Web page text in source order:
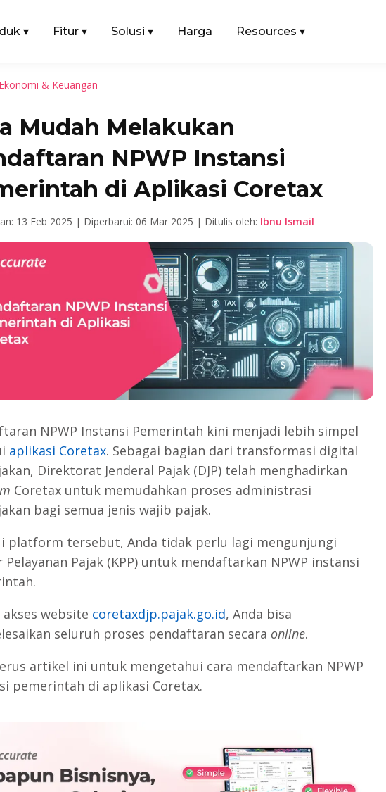
▾ Fitur ▾ Solusi ▾ Harga Resources ▾
Ekonomi & Keuangan
Mudah Melakukan
NPWP Instansi
di Aplikasi Coretax
13 Feb 2025 | Diperbarui: 06 Mar 2025 | Ditulis oleh: Ibnu Ismail
NPWP Instansi Pemerintah kini menjadi lebih simpel
aplikasi Coretax. Sebagai bagian dari transformasi digital
Direktorat Jenderal Pajak (DJP) telah menghadirkan
Coretax untuk memudahkan proses administrasi
bagi semua jenis wajib pajak.
platform tersebut, Anda tidak perlu lagi mengunjungi
Pelayanan Pajak (KPP) untuk mendaftarkan NPWP instansi
akses website coretaxdjp.pajak.go.id, Anda bisa
seluruh proses pendaftaran secara online.
artikel ini untuk mengetahui cara mendaftarkan NPWP
pemerintah di aplikasi Coretax.